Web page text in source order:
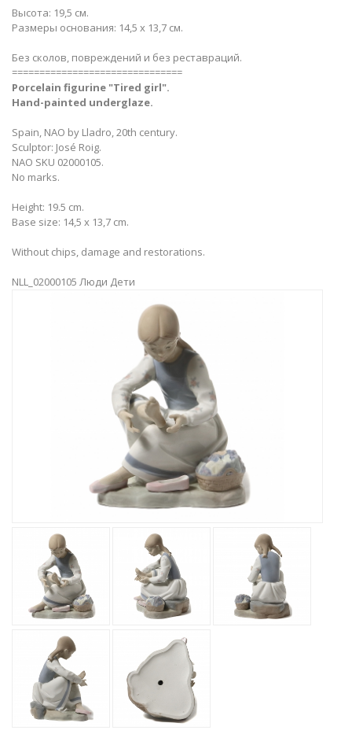
Высота: 19,5 см.
Размеры основания: 14,5 х 13,7 см.
Без сколов, повреждений и без реставраций.
===============================
Porcelain figurine "Tired girl".
Hand-painted underglaze.
Spain, NAO by Lladro, 20th century.
Sculptor: José Roig.
NAO SKU 02000105.
No marks.
Height: 19.5 cm.
Base size: 14,5 х 13,7 cm.
Without chips, damage and restorations.
NLL_02000105 Люди Дети